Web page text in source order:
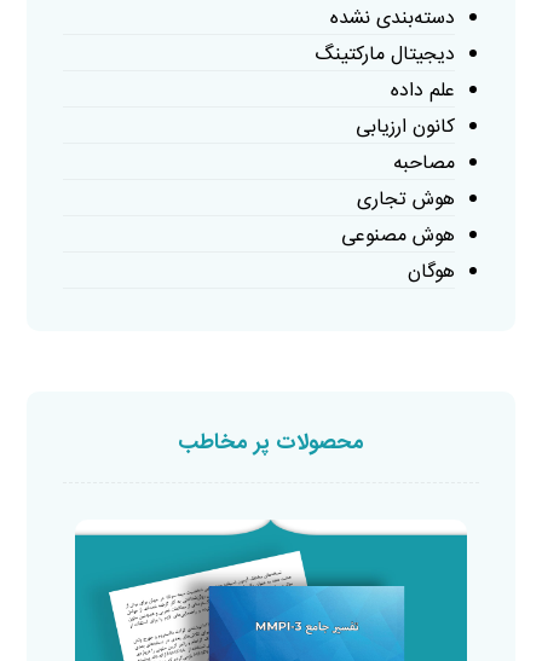
دسته‌بندی نشده
دیجیتال مارکتینگ
علم داده
کانون ارزیابی
مصاحبه
هوش تجاری
هوش مصنوعی
هوگان
محصولات پر مخاطب